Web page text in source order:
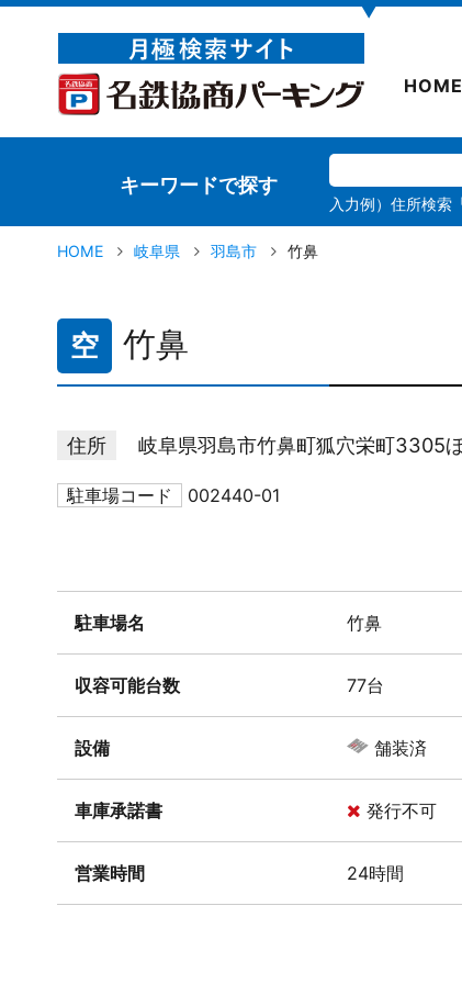
▼
HOME
キーワードで探す
入力例）住所検索
HOME 岐阜県 羽島市 竹鼻
空 竹鼻
住所 岐阜県羽島市竹鼻町狐穴栄町3305
駐車場コード 002440-01
駐車場名 竹鼻
収容可能台数 77台
設備 舗装済
車庫承諾書 発行不可
営業時間 24時間